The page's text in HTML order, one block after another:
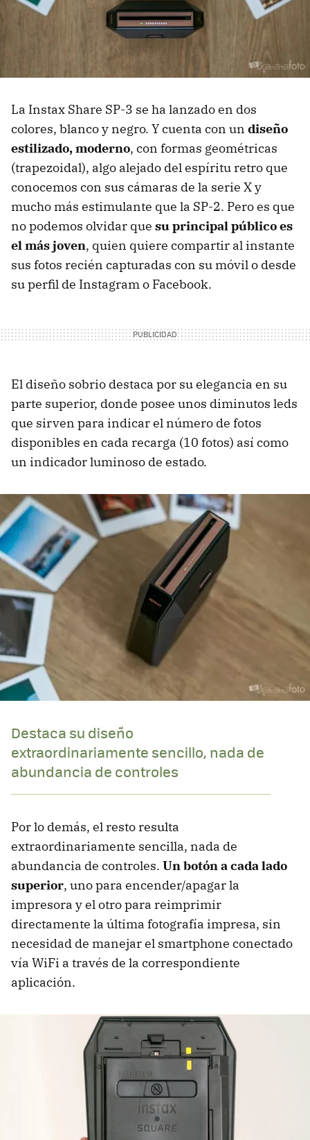
La Instax Share SP-3 se ha lanzado en dos
colores, blanco y negro. Y cuenta con un diseño
estilizado, moderno, con formas geométricas
(trapezoidal), algo alejado del espíritu retro que
conocemos con sus cámaras de la serie X y
mucho más estimulante que la SP-2. Pero es que
no podemos olvidar que su principal público es
el más joven, quien quiere compartir al instante
sus fotos recién capturadas con su móvil o desde
su perfil de Instagram o Facebook.
El diseño sobrio destaca por su elegancia en su
parte superior, donde posee unos diminutos leds
que sirven para indicar el número de fotos
disponibles en cada recarga (10 fotos) así como
un indicador luminoso de estado.
Destaca su diseño
extraordinariamente sencillo, nada de
abundancia de controles
Por lo demás, el resto resulta
extraordinariamente sencilla, nada de
abundancia de controles. Un botón a cada lado
superior, uno para encender/apagar la
impresora y el otro para reimprimir
directamente la última fotografía impresa, sin
necesidad de manejar el smartphone conectado
vía WiFi a través de la correspondiente
aplicación.